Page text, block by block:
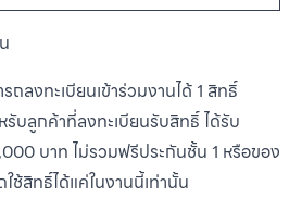
ถลงทะเบียนเข้าร่วมงานได้ 1 สิทธิ์
รับลูกค้าที่ลงทะเบียนรับสิทธิ์ ได้รับ
บาท ไม่รวมฟรีประกันชั้น 1 หรือของ
ช้สิทธิ์ได้แค่ในงานนี้เท่านั้น